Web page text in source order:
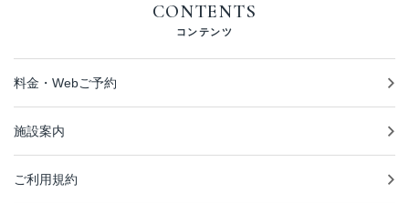
CONTENTS
コンテンツ
料金・Webご予約
施設案内
ご利用規約